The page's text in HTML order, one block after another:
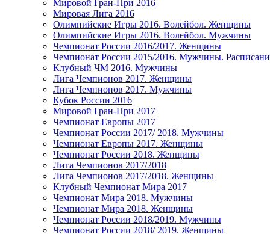
Мировой Гран-При 2016
Мировая Лига 2016
Олимпийские Игры 2016. Волейбол. Женщины
Олимпийские Игры 2016. Волейбол. Мужчины
Чемпионат России 2016/2017. Женщины
Чемпионат России 2015/2016. Мужчины.
Клубный ЧМ 2016. Мужчины
Лига Чемпионов 2017. Женщины
Лига Чемпионов 2017. Мужчины
Кубок России 2016
Мировой Гран-При 2017
Чемпионат Европы 2017
Чемпионат России 2017/ 2018. Мужчины
Чемпионат Европы 2017. Женщины
Чемпионат России 2018. Женщины
Лига Чемпионов 2017/2018
Лига Чемпионов 2017/2018. Женщины
Клубный Чемпионат Мира 2017
Чемпионат Мира 2018. Мужчины
Чемпионат Мира 2018. Женщины
Чемпионат России 2018/2019. Мужчины
Чемпионат России 2018/ 2019. Женщины